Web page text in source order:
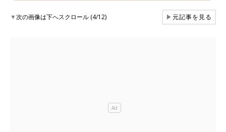
▼次の画像は下へスクロール (4/12) ▶元記事を見る